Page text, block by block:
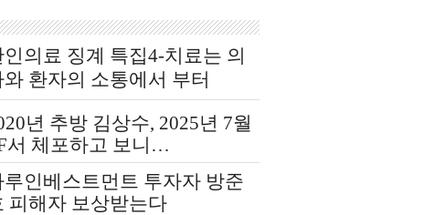
인의료 징계 특집4-치료는 의
와 환자의 소통에서 부터
년 추방 김상수, 2025년 7월
서 체포하고 보니…
루인베스트먼트 투자자 방준
피해자 보상받는다